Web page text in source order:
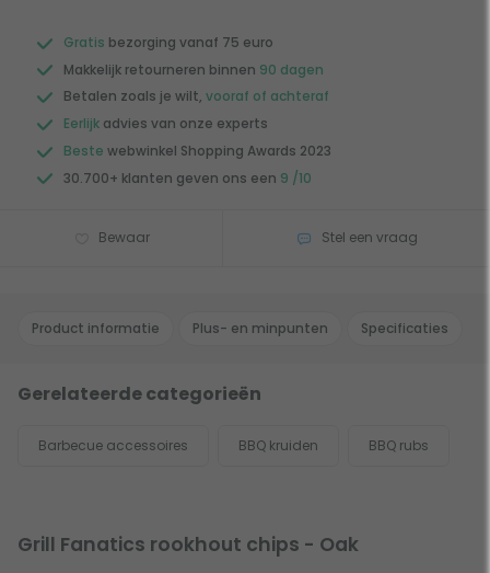
Gratis bezorging vanaf 75 euro
Makkelijk retourneren binnen 90 dagen
Betalen zoals je wilt, vooraf of achteraf
Eerlijk advies van onze experts
Beste webwinkel Shopping Awards 2023
30.700+ klanten geven ons een 9 /10
Bewaar Stel een vraag
Product informatie Plus- en minpunten Specificaties
Gerelateerde categorieën
Barbecue accessoires BBQ kruiden BBQ rubs
Grill Fanatics rookhout chips - Oak